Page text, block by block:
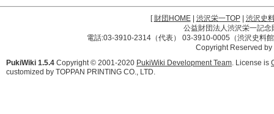
[財団HOME| 渋沢栄一TOP| 渋沢史
公益財団法人渋沢栄一記
電話:03-3910-2314（代表） 03-3910-0005（渋沢史料
Copyright Reserved
PukiWiki 1.5.4 Copyright © 2001-2020 PukiWiki Development Team. License is
customized by TOPPAN PRINTING CO., LTD.